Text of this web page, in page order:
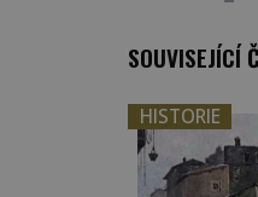
SOUVISEJÍCÍ
HISTORIE